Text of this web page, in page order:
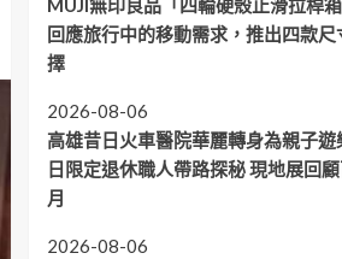
MUJI無印良品「四輪硬殼止滑拉桿
回應旅行中的移動需求，推出四款尺
擇
2026-08-06
高雄昔日火車醫院華麗轉身為親子遊
日限定退休職人帶路探秘 現地展回
月
2026-08-06